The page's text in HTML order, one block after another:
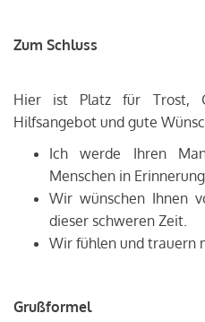
Zum Schluss
Hier ist Platz für Trost,
Hilfsangebot und gute
Ich werde Ihren
Menschen in
Wir wünschen Ihnen
dieser schweren Zeit.
Wir fühlen und trauern
Grußformel